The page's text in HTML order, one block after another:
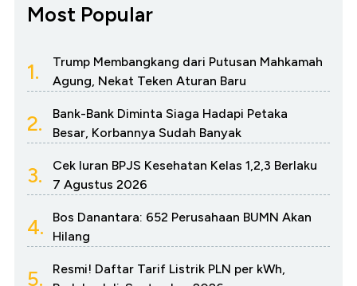
Most Popular
1.
Trump Membangkang dari Putusan Mahkamah
Agung, Nekat Teken Aturan Baru
2.
Bank-Bank Diminta Siaga Hadapi Petaka
Besar, Korbannya Sudah Banyak
3.
Cek Iuran BPJS Kesehatan Kelas 1,2,3 Berlaku
7 Agustus 2026
4.
Bos Danantara: 652 Perusahaan BUMN Akan
Hilang
5.
Resmi! Daftar Tarif Listrik PLN per kWh,